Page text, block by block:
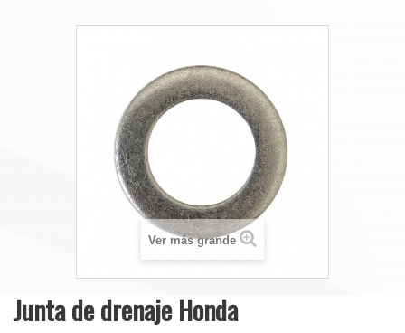
Ver más grande
Junta de drenaje Honda